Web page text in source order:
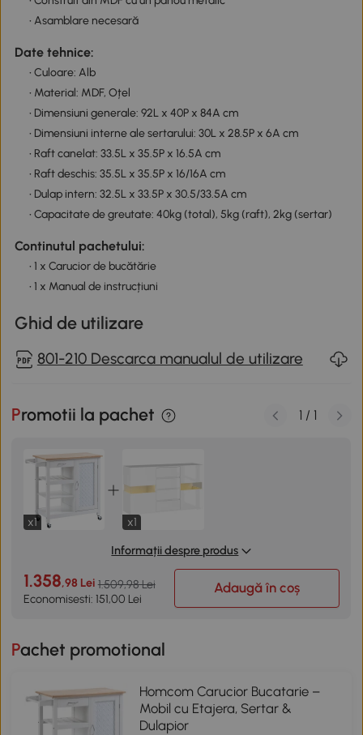
• Asamblare necesară
Date tehnice:
• Culoare: Alb
• Material: MDF, Oțel
• Dimensiuni generale: 92L x 40P x 84A cm
• Dimensiuni interne ale sertarului: 30L x 28.5P x 6A cm
• Raft canelat: 33.5L x 35.5P x 16.5A cm
• Raft deschis: 35.5L x 35.5P x 16/16A cm
• Dulap intern: 32.5L x 33.5P x 30.5/33.5A cm
• Capacitate de greutate: 40kg (total), 5kg (raft), 2kg (sertar)
Continutul pachetului:
• 1 x Carucior de bucătărie
• 1 x Manual de instrucțiuni
Ghid de utilizare
801-210 Descarca manualul de utilizare
Promotii la pachet
x1
x1
Informații despre produs
1.358,98 Lei 1.509,98 Lei
Economisesti: 151,00 Lei
Adaugă în coș
1 / 1
Pachet promotional
Homcom Carucior Bucatarie –
Mobil cu Etajera, Sertar &
Dulapior